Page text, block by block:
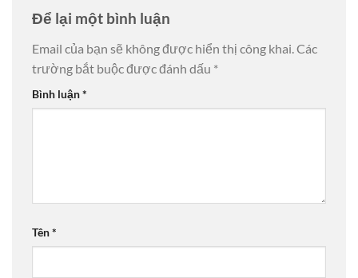
Để lại một bình luận
Email của bạn sẽ không được hiển thị công khai.Các
trường bắt buộc được đánh dấu *
Bình luận*
Tên*